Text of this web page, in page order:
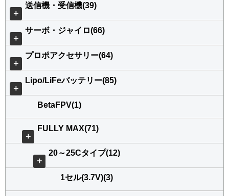
＋
送信機・受信機(39)
＋
サーボ・ジャイロ(66)
＋
プロポアクセサリー(64)
＋
Lipo/LiFeバッテリー(85)
BetaFPV(1)
＋
FULLY MAX(71)
＋
20～25Cタイプ(12)
1セル(3.7V)(3)